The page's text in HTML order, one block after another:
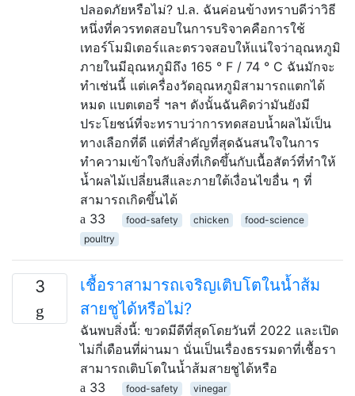
ปลอดภัยหรือไม่? ป.ล. ฉันค่อนข้างทราบดีว่าวิธี
หนึ่งที่ควรทดสอบในการบริจาคคือการใช้
เทอร์โมมิเตอร์และตรวจสอบให้แน่ใจว่าอุณหภูมิ
ภายในมีอุณหภูมิถึง 165 ° F / 74 ° C ฉันมักจะ
ทำเช่นนี้ แต่เครื่องวัดอุณหภูมิสามารถแตกได้
หมด แบตเตอรี่ ฯลฯ ดังนั้นฉันคิดว่ามันยังมี
ประโยชน์ที่จะทราบว่าการทดสอบน้ำผลไม้เป็น
ทางเลือกที่ดี แต่ที่สำคัญที่สุดฉันสนใจในการ
ทำความเข้าใจกับสิ่งที่เกิดขึ้นกับเนื้อสัตว์ที่ทำให้
น้ำผลไม้เปลี่ยนสีและภายใต้เงื่อนไขอื่น ๆ ที่
สามารถเกิดขึ้นได้
33
food-safety chicken
food-science
poultry
3
เชื้อราสามารถเจริญเติบโตในน้ำส้ม
สายชูได้หรือไม่?
ฉันพบสิ่งนี้: ขวดมีดีที่สุดโดยวันที่ 2022 และเปิด
ไม่กี่เดือนที่ผ่านมา นั่นเป็นเรื่องธรรมดาที่เชื้อรา
สามารถเติบโตในน้ำส้มสายชูได้หรือ
33
food-safety vinegar